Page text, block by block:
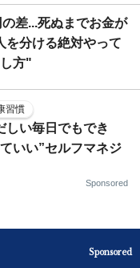
差...死ぬまでお金が
を分ける絶対やって
方"
習慣
しい毎日でもでき
いい”セルフマネジ
Sponsored
Sponsored